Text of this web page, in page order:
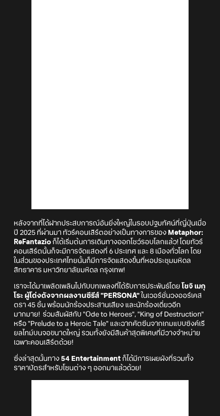
หลังจากที่ได้ฝากประสบการณ์อันยิ่งใหญ่ในรอบปฐมทัศน์ที่ญี่ปุ่นเมื่อ
ปี 2025 ที่ผ่านมา ทัวร์คอนเสิร์ตอย่างเป็นทางการของ Metaphor:
ReFantazio ก็ได้เริ่มต้นการเดินทางออกโชว์รอบโลกแล้ว! โดยทัวร์
คอนเสิร์ตนั้นก็จะมีการจัดแสดงที่ 6 ประเทศ และ 8 เมืองทั่วโลก โดย
ในส่วนของประเทศไทยนั้นก็มีการจัดแสดงขึ้นที่หอประชุมมหิดล
สิทธาคาร มหาวิทยาลัยมหิดล กรุงเทพ!
เราจะได้มาเพลิดเพลินไปกับบทเพลงที่ได้รับการประพันธ์โดย โชจิ เมกุ
โระ ผู้โด่งดังจากผลงานซีรีส์ "PERSONA" ในเวอร์ชั่นวงออร์เคส
ตรา 45 ชิ้น พร้อมนักร้องประสานเสียง และนักร้องเดี่ยวอีก
มากมาย! ร่วมสัมผัสกับ "Ode to Heroes", "King of Destruction"
หรือ "Prelude to a Heroic Tale" และฉากคัตซีนจากเกมแบบซิงค์เรี
ยลไทม์บนจอขนาดใหญ่ รวมทั้งยังมีสินค้าสุดพิเศษที่มีวางจำหน่าย
เฉพาะคอนเสิร์ตด้วย!
ซึ่งล่าสุดนั้นทาง 54 Entertainment ก็ได้มีการเผยผังที่รวมทั้ง
ราคาบัตรสำหรับโซนต่าง ๆ ออกมาแล้วด้วย!